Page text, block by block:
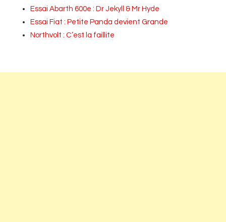
Essai Abarth 600e : Dr Jekyll & Mr Hyde
Essai Fiat : Petite Panda devient Grande
Northvolt : C’est la faillite